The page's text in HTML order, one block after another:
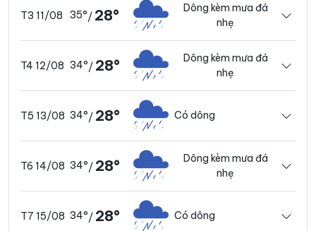
T3 11/08 35°/ 28°
Dông kèm mưa đá
nhẹ
T4 12/08 34°/ 28°
Dông kèm mưa đá
nhẹ
T5 13/08 34°/ 28° Có dông
T6 14/08 34°/ 28°
Dông kèm mưa đá
nhẹ
T7 15/08 34°/ 28° Có dông